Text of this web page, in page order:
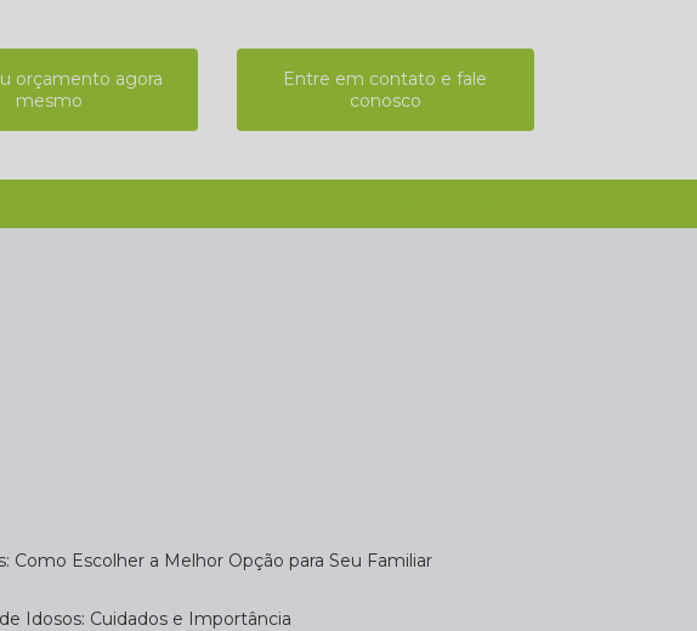
orçamento agora
mesmo
Entre em contato e fale
conosco
Como Escolher a Melhor Opção para Seu Familiar
de Idosos: Cuidados e Importância